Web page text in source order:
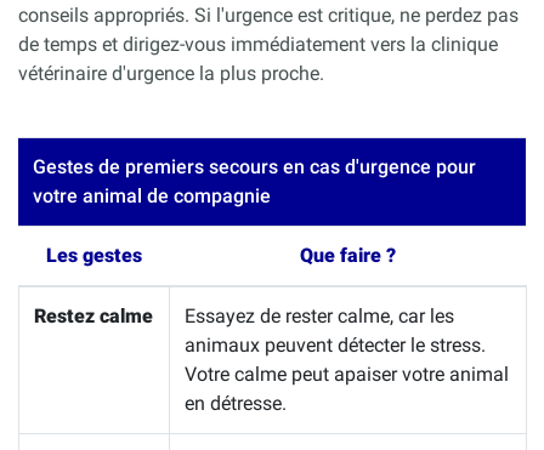
conseils appropriés. Si l'urgence est critique, ne perdez pas
de temps et dirigez-vous immédiatement vers la clinique
vétérinaire d'urgence la plus proche.
Gestes de premiers secours en cas d'urgence pour
votre animal de compagnie
Les gestes Que faire ?
Restez calme
Essayez de rester calme, car les
animaux peuvent détecter le stress.
Votre calme peut apaiser votre animal
en détresse.